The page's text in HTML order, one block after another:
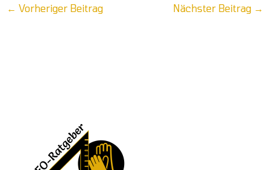
← Vorheriger Beitrag Nächster Beitrag →